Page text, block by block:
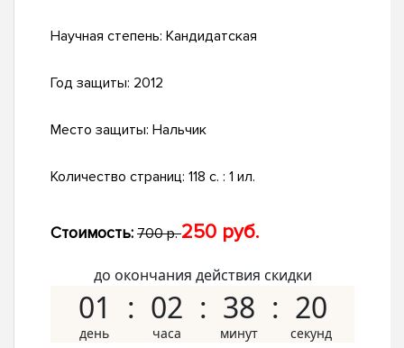
Научная степень: Кандидатская
Год защиты: 2012
Место защиты: Нальчик
Количество страниц: 118 с. : 1 ил.
Стоимость: 700 р.250 руб.
до окончания действия скидки
01 02 38 19